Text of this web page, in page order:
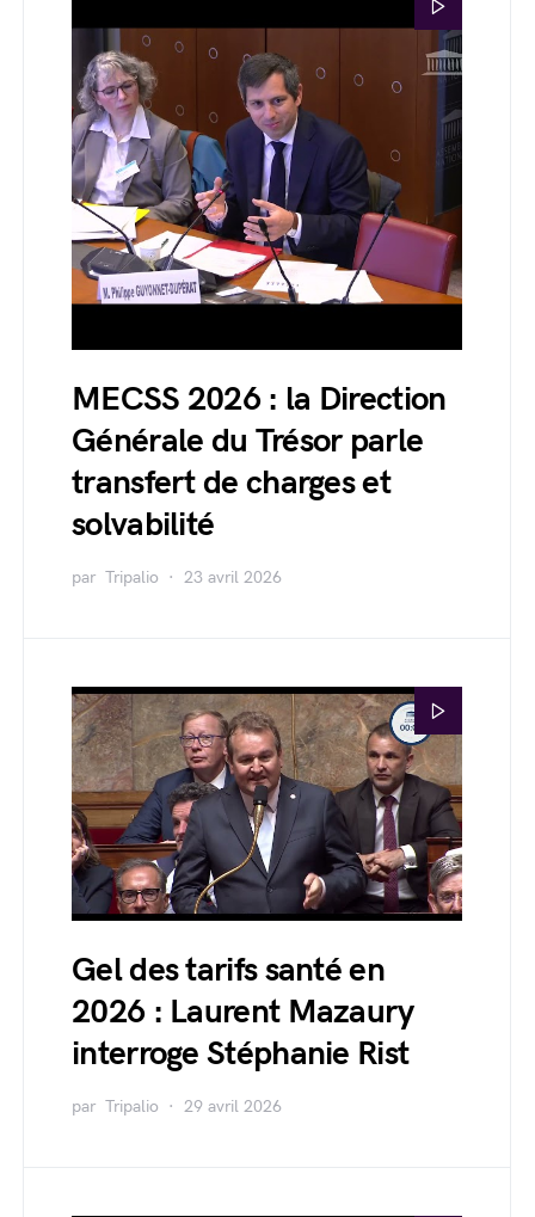
MECSS 2026 : la Direction
Générale du Trésor parle
transfert de charges et
solvabilité
par Tripalio 23 avril 2026
Gel des tarifs santé en
2026 : Laurent Mazaury
interroge Stéphanie Rist
par Tripalio 29 avril 2026